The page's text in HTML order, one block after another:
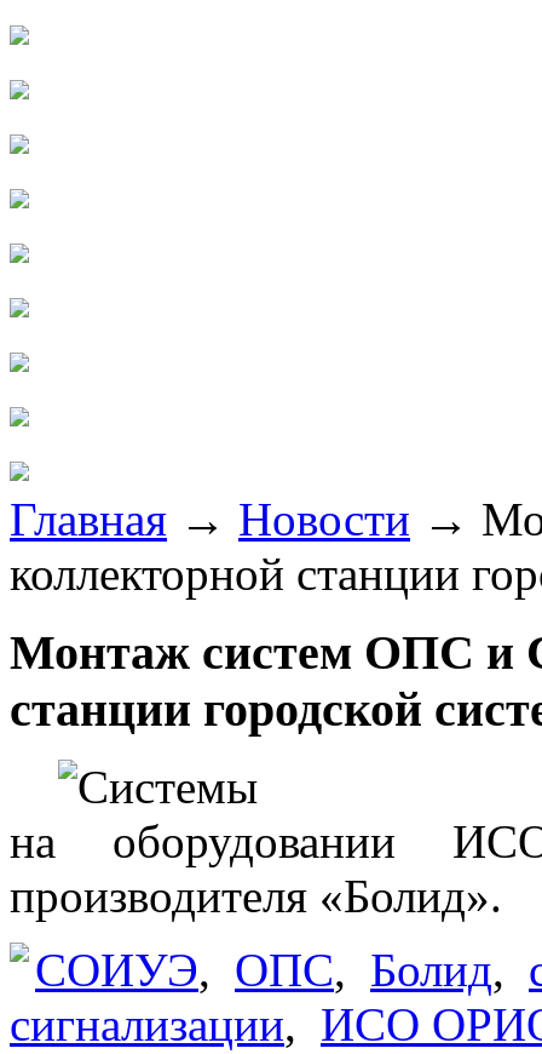
Главная → Новости →
коллекторной станции
Монтаж систем ОПС и
станции городской
на оборудовании
производителя «Болид».
СОИУЭ, ОПС, Болид,
сигнализации, ИСО